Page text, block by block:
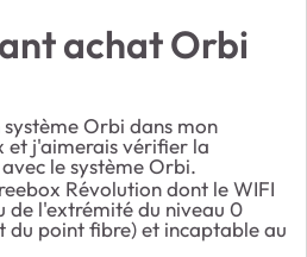
achat Orbi
Orbi dans mon
et j'aimerais vérifier la
le système Orbi.
Révolution dont le WIFI
de l'extrémité du niveau 0
du point fibre) et incaptable au